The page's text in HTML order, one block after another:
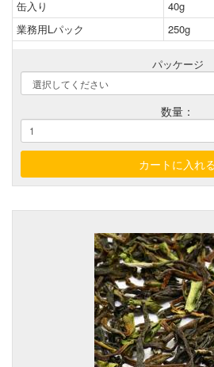
缶入り
40g
業務用Lパック
250g
パッケージ
数量：